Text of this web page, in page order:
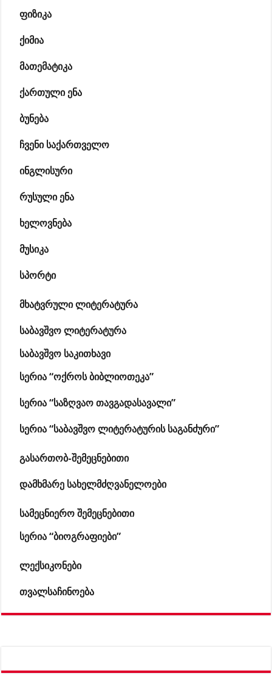
ფიზიკა
ქიმია
მათემატიკა
ქართული ენა
ბუნება
ჩვენი საქართველო
ინგლისური
რუსული ენა
ხელოვნება
მუსიკა
სპორტი
მხატვრული ლიტერატურა
საბავშვო ლიტერატურა
საბავშვო საკითხავი
სერია “ოქროს ბიბლიოთეკა”
სერია “საზღვაო თავგადასავალი”
სერია “საბავშვო ლიტერატურის საგანძური”
გასართობ-შემეცნებითი
დამხმარე სახელმძღვანელოები
სამეცნიერო შემეცნებითი
სერია “ბიოგრაფიები”
ლექსიკონები
თვალსაჩინოება